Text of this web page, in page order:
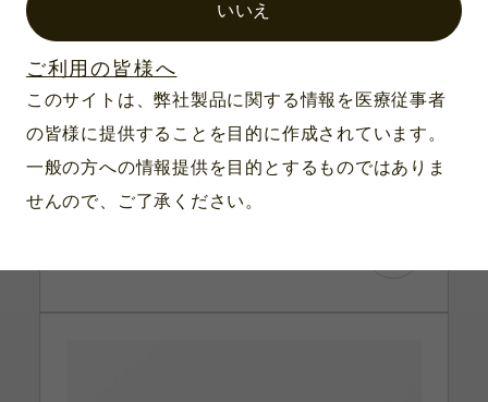
いいえ
ご利用の皆様へ
このサイトは、弊社製品に関する情報を医療従事者
の皆様に提供することを目的に作成されています。
一般の方への情報提供を目的とするものではありま
せんので、ご了承ください。
対応滅菌：プラズマ滅菌・オートクレーブ
滅菌・EOG滅菌・過酸化水素滅菌
内寸：248×54×29mm
外寸：264×62×37mm
材質：アルミニウム